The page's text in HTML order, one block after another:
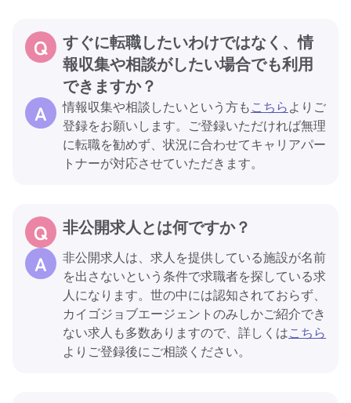
すぐに転職したいわけではなく、情
報収集や相談がしたい場合でも利用
できますか？
情報収集や相談したいという方もこちらよりご
登録をお願いします。ご登録いただければ無理
に転職を勧めず、状況に合わせてキャリアパー
トナーが対応させていただきます。
非公開求人とは何ですか？
非公開求人は、求人を提供している施設が名前
を出さないという条件で求職者を探している求
人になります。世の中には認知されておらず、
カイゴジョブエージェントのみしかご紹介でき
ない求人も多数ありますので、詳しくはこちら
よりご登録後にご相談ください。